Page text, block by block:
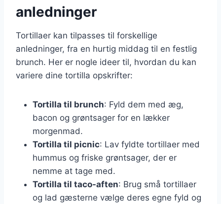
anledninger
Tortillaer kan tilpasses til forskellige
anledninger, fra en hurtig middag til en festlig
brunch. Her er nogle ideer til, hvordan du kan
variere dine tortilla opskrifter:
Tortilla til brunch: Fyld dem med æg,
bacon og grøntsager for en lækker
morgenmad.
Tortilla til picnic: Lav fyldte tortillaer med
hummus og friske grøntsager, der er
nemme at tage med.
Tortilla til taco-aften: Brug små tortillaer
og lad gæsterne vælge deres egne fyld og